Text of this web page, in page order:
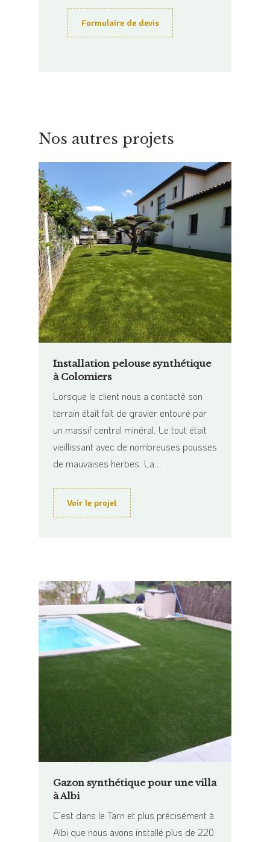
Formulaire de devis
Nos autres projets
Installation pelouse synthétique
à Colomiers
Lorsque le client nous a contacté son
terrain était fait de gravier entouré par
un massif central minéral. Le tout était
vieillissant avec de nombreuses pousses
de mauvaises herbes. La...
Voir le projet
Gazon synthétique pour une villa
à Albi
C’est dans le Tarn et plus précisément à
Albi que nous avons installé plus de 220